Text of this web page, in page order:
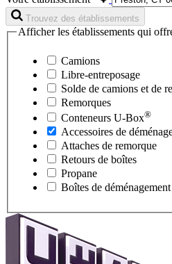
Trouvez des établissements
Afficher les établissements qui
Camions
Libre-entreposage
Solde de camions et de
Remorques
Conteneurs U-Box®
Accessoires de
Attaches de remorque
Retours de boîtes
Propane
Boîtes de